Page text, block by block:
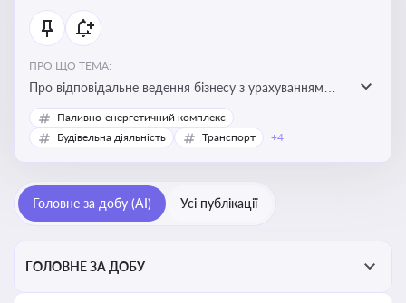
ПРО ЩО ТЕМА:
Про відповідальне ведення бізнесу з урахуванням
екологічних, соціальних та управлінських факторів
для досягнення довгострокової сталості
Паливно-енергетичний комплекс
Будівельна діяльність
Транспорт +4
Головне за добу (AI) Усі публікації
ГОЛОВНЕ ЗА ДОБУ